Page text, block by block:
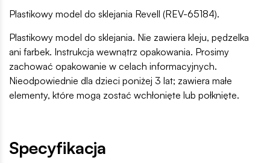
Plastikowy model do sklejania Revell (REV-65184).
Plastikowy model do sklejania. Nie zawiera kleju, pędzelka
ani farbek. Instrukcja wewnątrz opakowania. Prosimy
zachować opakowanie w celach informacyjnych.
Nieodpowiednie dla dzieci poniżej 3 lat; zawiera małe
elementy, które mogą zostać wchłonięte lub połknięte.
Specyfikacja